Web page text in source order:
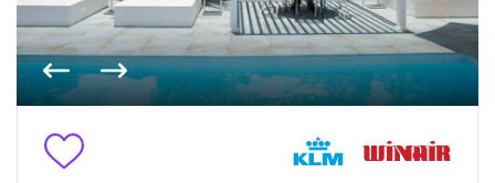
Vorige fotoVolgende foto
Toevoegen aan favorieten